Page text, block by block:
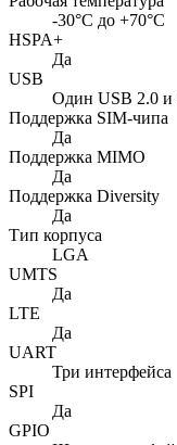
-30°C до +70°C
HSPA+
Да
USB
Один USB 2.0 и
Поддержка SIM-чипа
Да
Поддержка MIMO
Да
Поддержка Diversity
Да
Тип корпуса
LGA
UMTS
Да
LTE
Да
UART
Три интерфейса
SPI
Да
GPIO